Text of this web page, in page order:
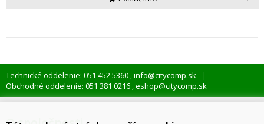
Technické oddelenie: 051 452 5360 ,info@citycomp.sk
Obchodné oddelenie: 051 381 0216 ,eshop@citycomp.sk